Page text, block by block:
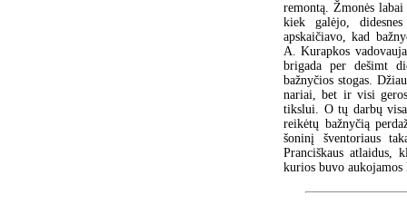
remontą. Žmonės
kiek galėjo,
apskaičiavo, kad
A. Kurapkos
brigada per dešimt
bažnyčios stogas.
nariai, bet ir visi
tikslui. O tų darbų
reikėtų bažnyčią
šoninį šventoriaus
Pranciškaus atlaidus,
kurios buvo